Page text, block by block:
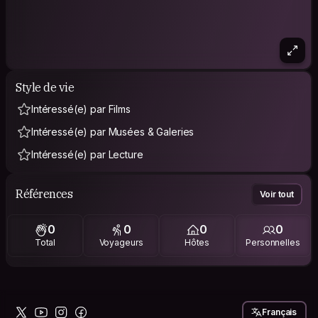
Style de vie
Intéressé(e) par Films
Intéressé(e) par Musées & Galeries
Intéressé(e) par Lecture
Références Voir tout
0
Total
0
Voyageurs
0
Hôtes
0
Personnelles
Français